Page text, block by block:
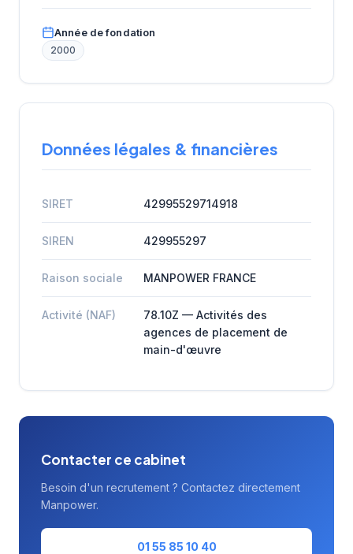
Année de fondation
2000
Données légales & financières
SIRET 42995529714918
SIREN 429955297
Raison sociale MANPOWER FRANCE
Activité (NAF)
78.10Z — Activités des
agences de placement de
main-d'œuvre
Contacter ce cabinet
Besoin d'un recrutement ? Contactez directement
Manpower.
01 55 85 10 40